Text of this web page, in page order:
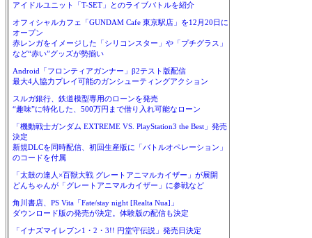
アイドルユニット「T-SET」とのライブバトルを紹介
オフィシャルカフェ「GUNDAM Cafe 東京駅店」を12月20日に
オープン
赤レンガをイメージした「シリコンスター」や「プチグラス」
など“赤い”グッズが勢揃い
Android「フロンティアガンナー」β2テスト版配信
最大4人協力プレイ可能のガンシューティングアクション
スルガ銀行、鉄道模型専用のローンを発売
“趣味”に特化した、500万円まで借り入れ可能なローン
「機動戦士ガンダム EXTREME VS. PlayStation3 the Best」発売
決定
新規DLCを同時配信、初回生産版に「バトルオペレーション」
のコードを付属
「太鼓の達人×百獣大戦 グレートアニマルカイザー」が展開
どんちゃんが「グレートアニマルカイザー」に参戦など
角川書店、PS Vita「Fate/stay night [Realta Nua]」
ダウンロード版の発売が決定。体験版の配信も決定
「イナズマイレブン1・2・3!! 円堂守伝説」発売日決定